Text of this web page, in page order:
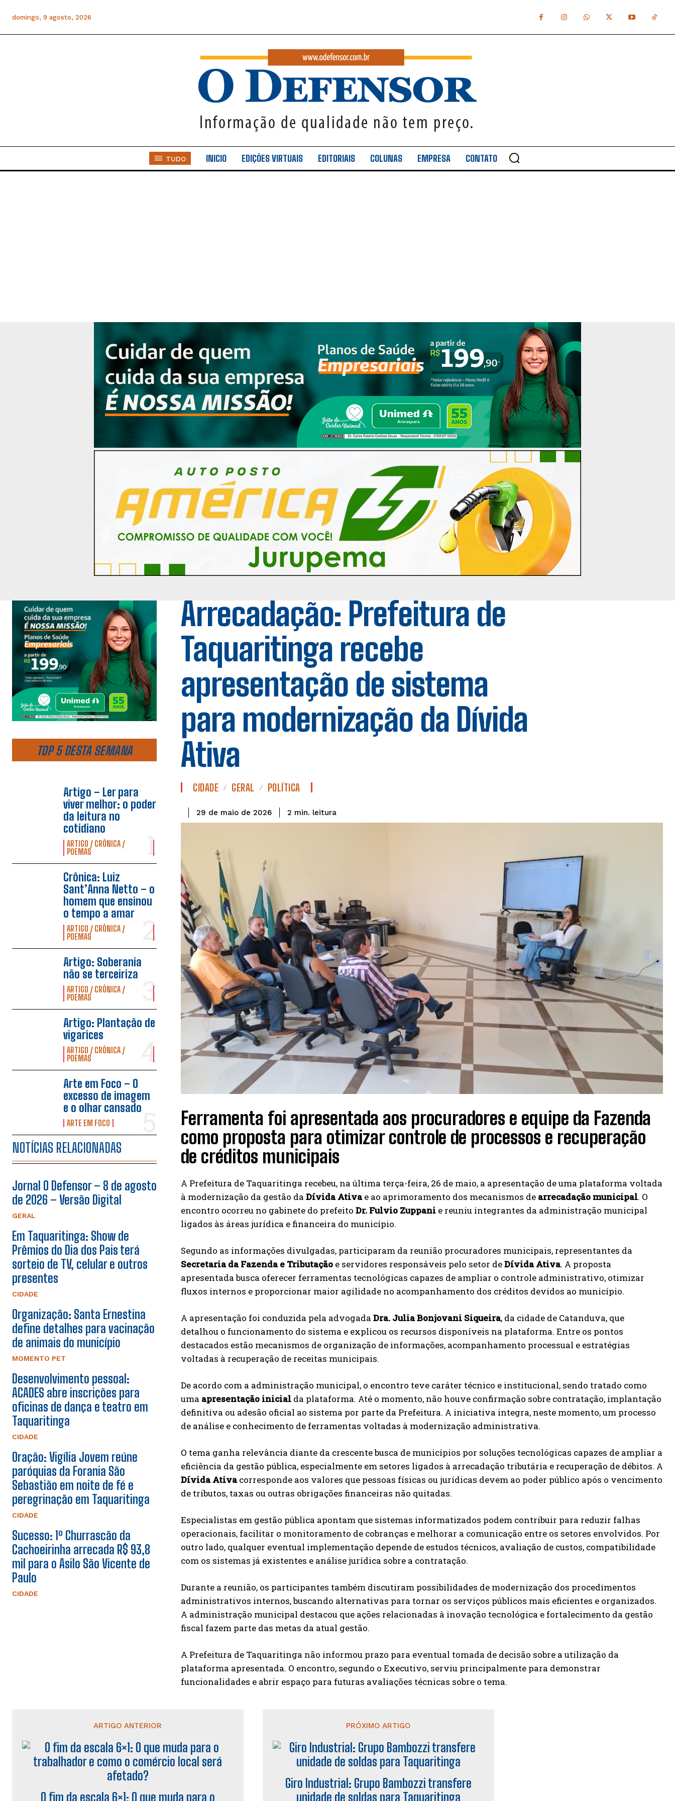
domingo, 9 agosto, 2026
TUDO INICIO EDIÇÕES VIRTUAIS EDITORIAIS COLUNAS EMPRESA CONTATO
TOP 5 DESTA SEMANA
Artigo – Ler para
viver melhor: o poder
da leitura no
cotidiano
ARTIGO / CRÔNICA /
POEMAS
Crônica: Luiz
Sant’Anna Netto – o
homem que ensinou
o tempo a amar
ARTIGO / CRÔNICA /
POEMAS
Artigo: Soberania
não se terceiriza
ARTIGO / CRÔNICA /
POEMAS
Artigo: Plantação de
vigarices
ARTIGO / CRÔNICA /
POEMAS
Arte em Foco – O
excesso de imagem
e o olhar cansado
ARTE EM FOCO
NOTÍCIAS RELACIONADAS
Jornal O Defensor – 8 de agosto
de 2026 – Versão Digital
GERAL
Em Taquaritinga: Show de
Prêmios do Dia dos Pais terá
sorteio de TV, celular e outros
presentes
CIDADE
Organização: Santa Ernestina
define detalhes para vacinação
de animais do município
MOMENTO PET
Desenvolvimento pessoal:
ACADES abre inscrições para
oficinas de dança e teatro em
Taquaritinga
CIDADE
Oração: Vigília Jovem reúne
paróquias da Forania São
Sebastião em noite de fé e
peregrinação em Taquaritinga
CIDADE
Sucesso: 1º Churrascão da
Cachoeirinha arrecada R$ 93,8
mil para o Asilo São Vicente de
Paulo
CIDADE
Arrecadação: Prefeitura de
Taquaritinga recebe
apresentação de sistema
para modernização da Dívida
Ativa
CIDADE GERAL POLÍTICA
29 de maio de 2026 2 min. leitura
Ferramenta foi apresentada aos procuradores e equipe da Fazenda
como proposta para otimizar controle de processos e recuperação
de créditos municipais
A Prefeitura de Taquaritinga recebeu, na última terça-feira, 26 de maio, a apresentação de uma plataforma voltada
à modernização da gestão da Dívida Ativae ao aprimoramento dos mecanismos de arrecadação municipal. O
encontro ocorreu no gabinete do prefeito Dr. Fulvio Zuppani e reuniu integrantes da administração municipal
ligados às áreas jurídica e financeira do município.
Segundo as informações divulgadas, participaram da reunião procuradores municipais, representantes da
Secretaria da Fazenda e Tributação e servidores responsáveis pelo setor deDívida Ativa. A proposta
apresentada busca oferecer ferramentas tecnológicas capazes de ampliar o controle administrativo, otimizar
fluxos internos e proporcionar maior agilidade no acompanhamento dos créditos devidos ao município.
A apresentação foi conduzida pela advogada Dra. Julia Bonjovani Siqueira, da cidade de Catanduva, que
detalhou o funcionamento do sistema e explicou os recursos disponíveis na plataforma. Entre os pontos
destacados estão mecanismos de organização de informações, acompanhamento processual e estratégias
voltadas à recuperação de receitas municipais.
De acordo com a administração municipal, o encontro teve caráter técnico e institucional, sendo tratado como
uma apresentação inicial da plataforma. Até o momento, não houve confirmação sobre contratação, implantação
definitiva ou adesão oficial ao sistema por parte da Prefeitura. A iniciativa integra, neste momento, um processo
de análise e conhecimento de ferramentas voltadas à modernização administrativa.
O tema ganha relevância diante da crescente busca de municípios por soluções tecnológicas capazes de ampliar a
eficiência da gestão pública, especialmente em setores ligados à arrecadação tributária e recuperação de débitos. A
Dívida Ativacorresponde aos valores que pessoas físicas ou jurídicas devem ao poder público após o vencimento
de tributos, taxas ou outras obrigações financeiras não quitadas.
Especialistas em gestão pública apontam que sistemas informatizados podem contribuir para reduzir falhas
operacionais, facilitar o monitoramento de cobranças e melhorar a comunicação entre os setores envolvidos. Por
outro lado, qualquer eventual implementação depende de estudos técnicos, avaliação de custos, compatibilidade
com os sistemas já existentes e análise jurídica sobre a contratação.
Durante a reunião, os participantes também discutiram possibilidades de modernização dos procedimentos
administrativos internos, buscando alternativas para tornar os serviços públicos mais eficientes e organizados.
A administração municipal destacou que ações relacionadas à inovação tecnológica e fortalecimento da gestão
fiscal fazem parte das metas da atual gestão.
A Prefeitura de Taquaritinga não informou prazo para eventual tomada de decisão sobre a utilização da
plataforma apresentada. O encontro, segundo o Executivo, serviu principalmente para demonstrar
funcionalidades e abrir espaço para futuras avaliações técnicas sobre o tema.
ARTIGO ANTERIOR
O fim da escala 6×1: O que muda para o
PRÓXIMO ARTIGO
Giro Industrial: Grupo Bambozzi transfere
unidade de soldas para Taquaritinga